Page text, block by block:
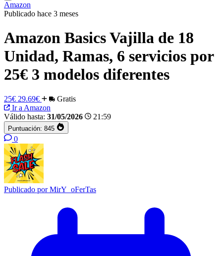
Amazon
Publicado hace 3 meses
Amazon Basics Vajilla de 18
Unidad, Ramas, 6 servicios por
25€ 3 modelos diferentes
25€ 29.69€
Gratis
Ir a Amazon
Válido hasta: 31/05/2026 21:59
Puntuación: 845
0
Publicado porMirY_oFerTas